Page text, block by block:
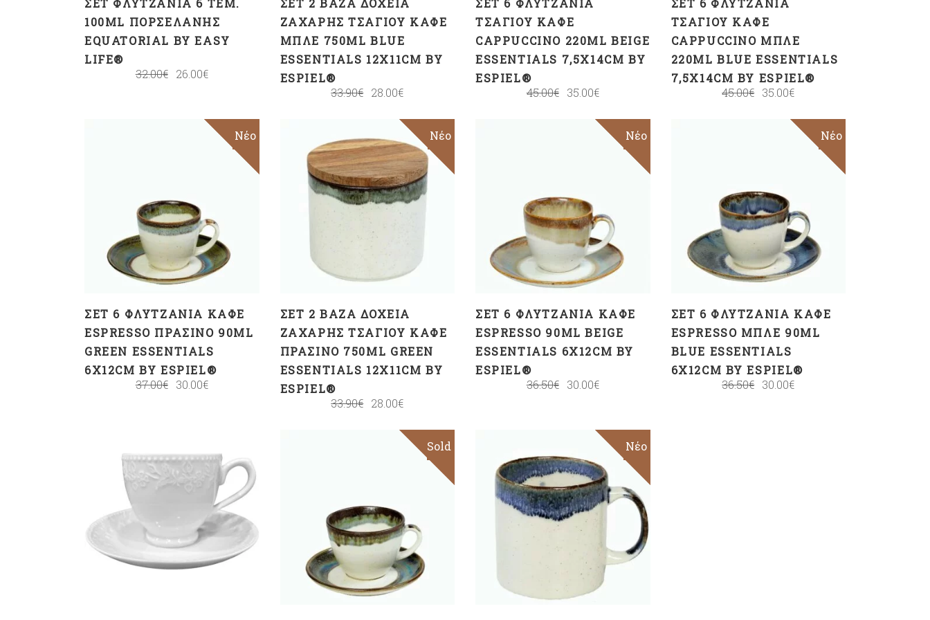
100ML ΠΟΡΣΕΛΆΝΗΣ
EQUATORIAL BY EASY
LIFE®
32.00€ 26.00€
ΖΆΧΑΡΗΣ ΤΣΑΓΙΟΎ ΚΑΦΈ
ΜΠΛΕ 750ML BLUE
ESSENTIALS 12X11CM BY
ESPIEL®
33.90€ 28.00€
ΤΣΑΓΙΟΎ ΚΑΦΈ
CAPPUCCINO 220ML BEIGE
ESSENTIALS 7,5X14CM BY
ESPIEL®
45.00€ 35.00€
ΤΣΑΓΙΟΎ ΚΑΦΈ
CAPPUCCINO ΜΠΛΕ
220ML BLUE ESSENTIALS
7,5X14CM BY ESPIEL®
45.00€ 35.00€
Sale
Νέο
ΠΡΟΣΘΉΚΗ ΣΤΟ
ΚΑΛΆΘΙ
ΣΕΤ 6 ΦΛΥΤΖΆΝΙΑ ΚΑΦΈ
ESPRESSO ΠΡΆΣΙΝΟ 90ML
GREEN ESSENTIALS
6X12CM BY ESPIEL®
37.00€ 30.00€
Sale
Νέο
ΠΡΟΣΘΉΚΗ ΣΤΟ
ΣΕΤ 2 ΒΆΖΑ ΔΟΧΕΊΑ
ΖΆΧΑΡΗΣ ΤΣΑΓΙΟΎ ΚΑΦΈ
ΠΡΆΣΙΝΟ 750ML GREEN
ESSENTIALS 12X11CM BY
ESPIEL®
33.90€ 28.00€
Sale
Νέο
ΠΡΟΣΘΉΚΗ ΣΤΟ
ΚΑΛΆΘΙ
ΣΕΤ 6 ΦΛΥΤΖΆΝΙΑ ΚΑΦΈ
ESPRESSO 90ML BEIGE
ESSENTIALS 6X12CM BY
ESPIEL®
36.50€ 30.00€
Sale
Νέο
ΠΡΟΣΘΉΚΗ ΣΤΟ
ΚΑΛΆΘΙ
ΣΕΤ 6 ΦΛΥΤΖΆΝΙΑ ΚΑΦΈ
ESPRESSO ΜΠΛΕ 90ML
BLUE ESSENTIALS
6X12CM BY ESPIEL®
36.50€ 30.00€
ΚΑΛΆΘΙ
Sale
Sold
Διαβάστε
περισσότερα
Sale
Νέο
ΠΡΟΣΘΉΚΗ ΣΤΟ
ΚΑΛΆΘΙ